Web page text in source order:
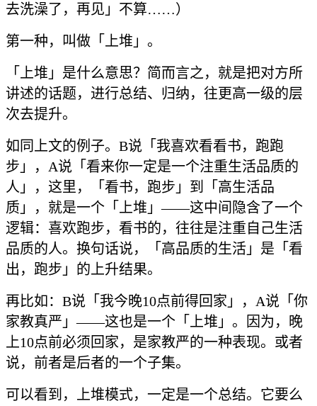
去洗澡了，再见」不算……）
第一种，叫做「上堆」。
「上堆」是什么意思？简而言之，就是把对方所
讲述的话题，进行总结、归纳，往更高一级的层
次去提升。
如同上文的例子。B说「我喜欢看看书，跑跑
步」，A说「看来你一定是一个注重生活品质的
人」，这里，「看书，跑步」到「高生活品
质」，就是一个「上堆」——这中间隐含了一个
逻辑：喜欢跑步，看书的，往往是注重自己生活
品质的人。换句话说，「高品质的生活」是「看
出，跑步」的上升结果。
再比如：B说「我今晚10点前得回家」，A说「你
家教真严」——这也是一个「上堆」。因为，晚
上10点前必须回家，是家教严的一种表现。或者
说，前者是后者的一个子集。
可以看到，上堆模式，一定是一个总结。它要么